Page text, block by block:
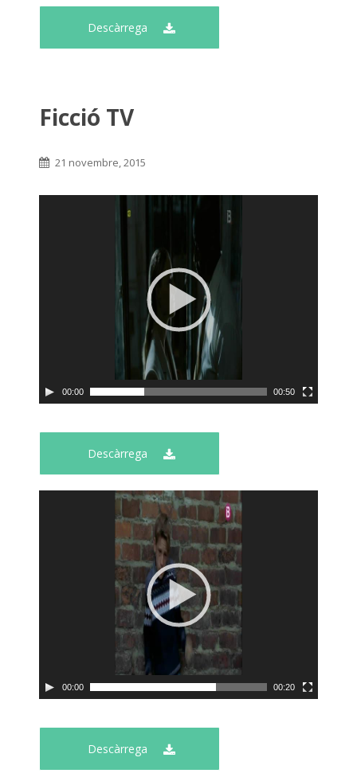
Descàrrega
Ficció TV
21 novembre, 2015
00:00 00:50
Descàrrega
00:00 00:20
Descàrrega